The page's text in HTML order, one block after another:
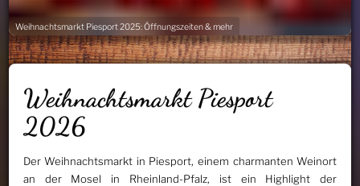
Weihnachtsmarkt Piesport 2025: Öffnungszeiten & mehr
Weihnachtsmarkt Piesport
2026
Der Weihnachtsmarkt in Piesport, einem charmanten Weinort
an der Mosel in Rheinland-Pfalz, ist ein Highlight der